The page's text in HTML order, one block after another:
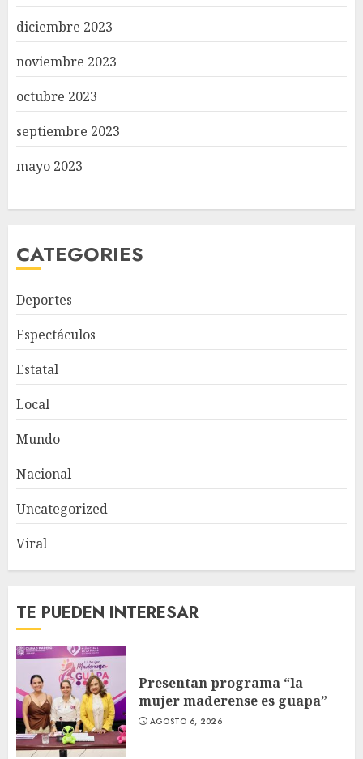
diciembre 2023
noviembre 2023
octubre 2023
septiembre 2023
mayo 2023
CATEGORIES
Deportes
Espectáculos
Estatal
Local
Mundo
Nacional
Uncategorized
Viral
TE PUEDEN INTERESAR
Presentan programa “la
mujer maderense es guapa”
AGOSTO 6, 2026